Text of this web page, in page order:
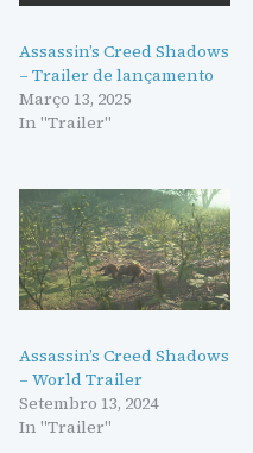
Assassin’s Creed Shadows
– Trailer de lançamento
Março 13, 2025
In "Trailer"
Assassin’s Creed Shadows
– World Trailer
Setembro 13, 2024
In "Trailer"